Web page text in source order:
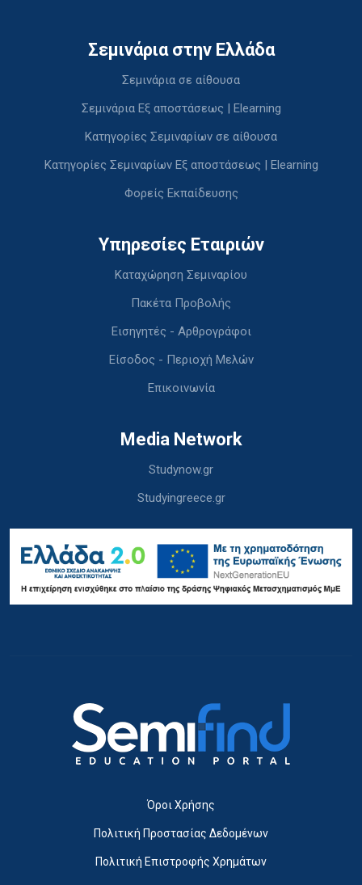
Σεμινάρια στην Ελλάδα
Σεμινάρια σε αίθουσα
Σεμινάρια Εξ αποστάσεως | Elearning
Κατηγορίες Σεμιναρίων σε αίθουσα
Κατηγορίες Σεμιναρίων Εξ αποστάσεως | Elearning
Φορείς Εκπαίδευσης
Υπηρεσίες Εταιριών
Καταχώρηση Σεμιναρίου
Πακέτα Προβολής
Εισηγητές - Αρθρογράφοι
Είσοδος - Περιοχή Μελών
Επικοινωνία
Media Network
Studynow.gr
Studyingreece.gr
Όροι Χρήσης
Πολιτική Προστασίας Δεδομένων
Πολιτική Επιστροφής Χρημάτων